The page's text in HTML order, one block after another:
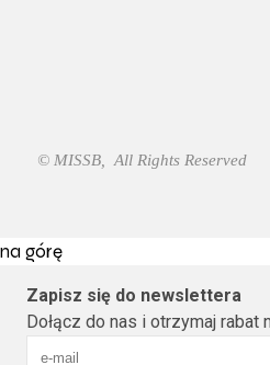
© MISSB, All Rights Reserved
na górę